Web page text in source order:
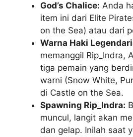
God’s Chalice: Anda
item ini dari Elite
on the Sea) atau dari
Warna Haki
memanggil Rip_Indra,
tiga pemain yang
warni (Snow White,
di Castle on the Sea.
Spawning Rip_Indra:
muncul, langit akan
dan gelap. Inilah saat